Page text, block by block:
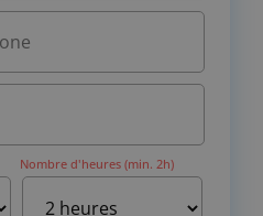
Nombre d'heures (min. 2h)